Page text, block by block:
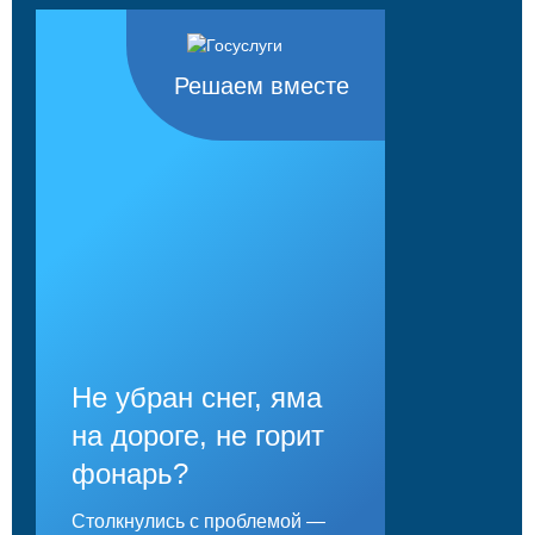
Решаем вместе
Не убран снег, яма
на дороге, не горит
фонарь?
Столкнулись с проблемой —